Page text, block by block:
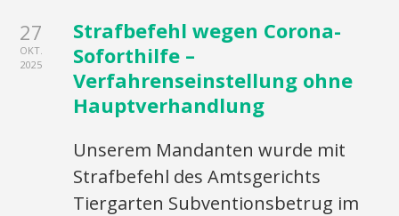
27
OKT.
2025
Strafbefehl wegen Corona-
Soforthilfe –
Verfahrenseinstellung ohne
Hauptverhandlung
Unserem Mandanten wurde mit
Strafbefehl des Amtsgerichts
Tiergarten Subventionsbetrug im